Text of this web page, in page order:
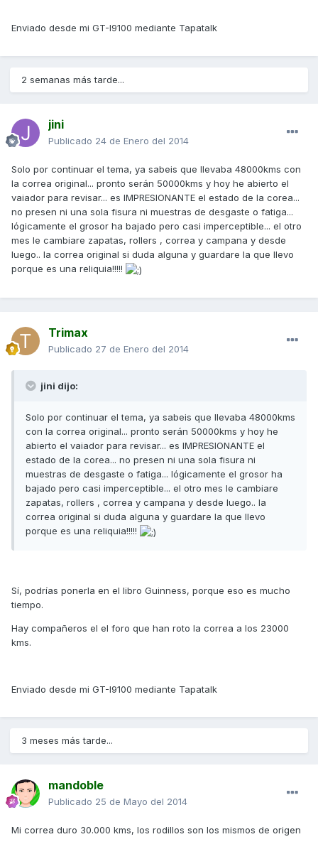
Enviado desde mi GT-I9100 mediante Tapatalk
2 semanas más tarde...
jini
Publicado 24 de Enero del 2014
Solo por continuar el tema, ya sabeis que llevaba 48000kms con
la correa original... pronto serán 50000kms y hoy he abierto el
vaiador para revisar... es IMPRESIONANTE el estado de la corea...
no presen ni una sola fisura ni muestras de desgaste o fatiga...
lógicamente el grosor ha bajado pero casi imperceptible... el otro
mes le cambiare zapatas, rollers , correa y campana y desde
luego.. la correa original si duda alguna y guardare la que llevo
porque es una reliquia!!!!!
Trimax
Publicado 27 de Enero del 2014
jini dijo:
Solo por continuar el tema, ya sabeis que llevaba 48000kms
con la correa original... pronto serán 50000kms y hoy he
abierto el vaiador para revisar... es IMPRESIONANTE el
estado de la corea... no presen ni una sola fisura ni
muestras de desgaste o fatiga... lógicamente el grosor ha
bajado pero casi imperceptible... el otro mes le cambiare
zapatas, rollers , correa y campana y desde luego.. la
correa original si duda alguna y guardare la que llevo
porque es una reliquia!!!!!
Sí, podrías ponerla en el libro Guinness, porque eso es mucho
tiempo.
Hay compañeros el el foro que han roto la correa a los 23000
kms.
Enviado desde mi GT-I9100 mediante Tapatalk
3 meses más tarde...
mandoble
Publicado 25 de Mayo del 2014
Mi correa duro 30.000 kms, los rodillos son los mismos de origen